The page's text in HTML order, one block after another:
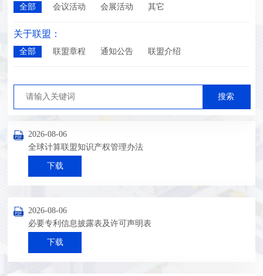
全部 会议活动 会展活动 其它
关于联盟：
全部 联盟章程 通知公告 联盟介绍
2026-08-06
全球计算联盟知识产权管理办法
下载
2026-08-06
必要专利信息披露表及许可声明表
下载